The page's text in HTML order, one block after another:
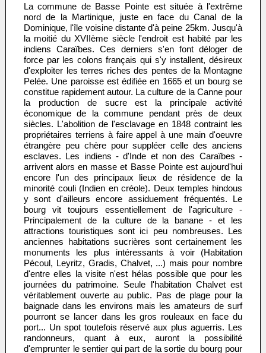
La commune de Basse Pointe est située à l'extrême
nord de la Martinique, juste en face du Canal de la
Dominique, l'île voisine distante d'à peine 25km. Jusqu'à
la moitié du XVIIème siècle l'endroit est habité par les
indiens Caraïbes. Ces derniers s'en font déloger de
force par les colons français qui s'y installent, désireux
d'exploiter les terres riches des pentes de la Montagne
Pelée. Une paroisse est édifiée en 1665 et un bourg se
constitue rapidement autour. La culture de la Canne pour
la production de sucre est la principale activité
économique de la commune pendant près de deux
siècles. L'abolition de l'esclavage en 1848 contraint les
propriétaires terriens à faire appel à une main d'oeuvre
étrangère peu chère pour suppléer celle des anciens
esclaves. Les indiens - d'Inde et non des Caraïbes -
arrivent alors en masse et Basse Pointe est aujourd'hui
encore l'un des principaux lieux de résidence de la
minorité couli (Indien en créole). Deux temples hindous
y sont d'ailleurs encore assiduement fréquentés. Le
bourg vit toujours essentiellement de l'agriculture -
Principalement de la culture de la banane - et les
attractions touristiques sont ici peu nombreuses. Les
anciennes habitations sucrières sont certainement les
monuments les plus intéressants à voir (Habitation
Pécoul, Leyritz, Gradis, Chalvet, ...) mais pour nombre
d'entre elles la visite n'est hélas possible que pour les
journées du patrimoine. Seule l'habitation Chalvet est
véritablement ouverte au public. Pas de plage pour la
baignade dans les environs mais les amateurs de surf
pourront se lancer dans les gros rouleaux en face du
port... Un spot toutefois réservé aux plus aguerris. Les
randonneurs, quant à eux, auront la possibilité
d'emprunter le sentier qui part de la sortie du bourg pour